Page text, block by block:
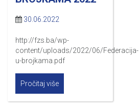
30.06.2022
http://fzs.ba/wp-
content/uploads/2022/06/Federacija-
u-brojkama.pdf
Pročitaj više